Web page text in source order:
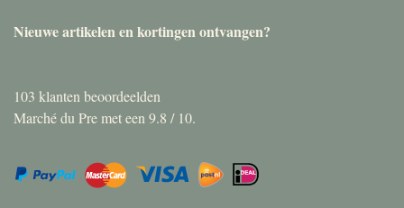
Nieuwe artikelen en kortingen ontvangen?
103 klanten beoordeelden
Marché du Pre met een 9.8 / 10.